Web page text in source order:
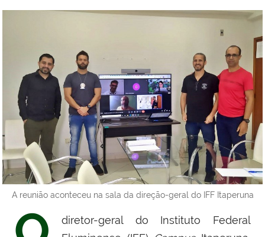
A reunião aconteceu na sala da direção-geral do IFF Itaperuna
diretor-geral do Instituto Federal